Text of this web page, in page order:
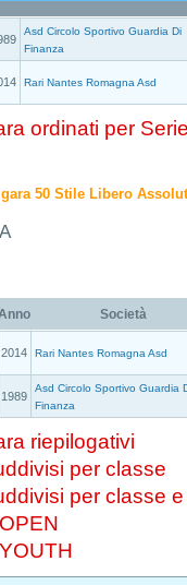
Asd Circolo Sportivo Guardia Di
Finanza
Rari Nantes Romagna Asd
ordinati per
50 Stile Libero
Società
2014 Rari Nantes Romagna Asd
1989
Asd Circolo Sportivo Guardia
Finanza
riepilogativi
per classe
per classe